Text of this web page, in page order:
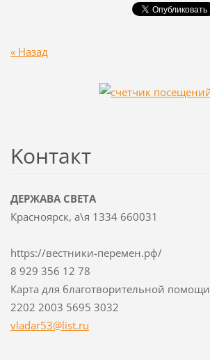
« Назад
Koнтакт
ДЕРЖАВА СВЕТА
Красноярск, а\я 1334 660031
https://вестники-перемен.рф/
8 929 356 12 78
Карта для благотворительной помощи
2202 2003 5695 3032
vladar53@list.ru